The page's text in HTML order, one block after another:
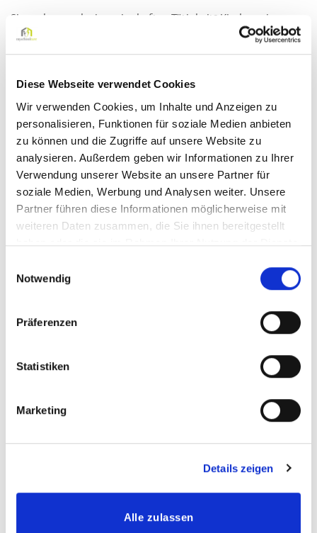
Diese Webseite verwendet Cookies
Wir verwenden Cookies, um Inhalte und Anzeigen zu
personalisieren, Funktionen für soziale Medien anbieten
zu können und die Zugriffe auf unsere Website zu
analysieren. Außerdem geben wir Informationen zu Ihrer
Verwendung unserer Website an unsere Partner für
soziale Medien, Werbung und Analysen weiter. Unsere
Partner führen diese Informationen möglicherweise mit
weiteren Daten zusammen, die Sie ihnen bereitgestellt
haben oder die sie im Rahmen Ihrer Nutzung der Dienste
Notwendig
Präferenzen
Statistiken
Marketing
Details zeigen
Alle zulassen
Sie suchen nach einer sinnhaften Tätigkeit? Kindern ein
Lächeln ins Gesicht zu zaubern und sie in ihrer Entwicklung
zu stärken, macht Ihnen besonders viel Freude? Dann sind Sie
Wir suchen Sie als Quereinsteiger (m/w/d) in der
Schulbegleitung
Darauf können Sie sich freuen:
Ein faires Vergütungsmodell:Gleichbleibender
monatlicher Verdienst – auch in den Schließ- oder
Ferienzeiten!
Kompetente Unterstützung und Einarbeitung
Wertschätzende Zusammenarbeit durch zufriedene
Kunden/Mitarbeiter)
Individuelle Unterstützung und Förderung
Erfassung der Lernerfolge des Kindes